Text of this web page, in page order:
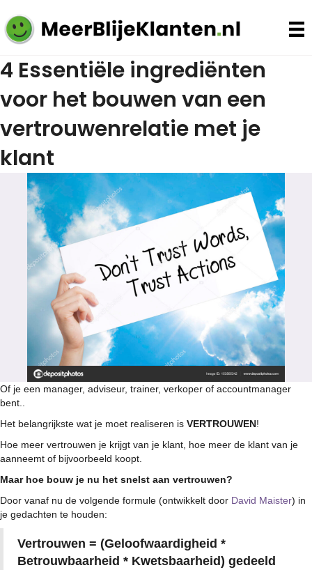
4 Essentiële ingrediënten
voor het bouwen van een
vertrouwenrelatie met je
klant
Of je een manager, adviseur, trainer, verkoper of accountmanager
bent..
Het belangrijkste wat je moet realiseren is VERTROUWEN!
Hoe meer vertrouwen je krijgt van je klant, hoe meer de klant van je
aanneemt of bijvoorbeeld koopt.
Maar hoe bouw je nu het snelst aan vertrouwen?
Door vanaf nu de volgende formule (ontwikkelt door David Maister) in
je gedachten te houden:
Vertrouwen = (Geloofwaardigheid *
Betrouwbaarheid * Kwetsbaarheid) gedeeld